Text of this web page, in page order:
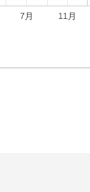
7月 11月